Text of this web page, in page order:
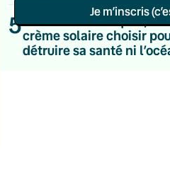
5Substances toxiques,
crème solaire choisir
détruire sa santé ni
Je m’inscris
Politique de